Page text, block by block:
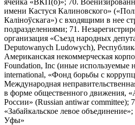
ячейка «ВКП(б)»; 70.
имени Кастуся Калиновского»
Калiноўскага») с входящими в нее
подразделениями; 71.
организация «Съезд народных
Deputowanych Ludowych),
Американская некоммерческая
Foundation, Inc (иные используемые
international, «Фонд борьбы с
Международная
в форме общественного движения,
России» (Russian antiwar committee);
«Забайкальское левое
Уфы»